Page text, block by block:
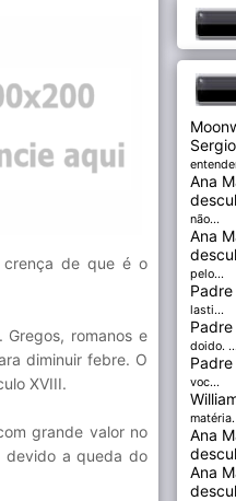
crença de que é o
romanos e
diminuir febre. O
XVIII.
grande valor no
devido a queda do
Ana
não...
Ana
pelo...
lasti...
doido. ...
voc...
matéria.
Ana
Ana